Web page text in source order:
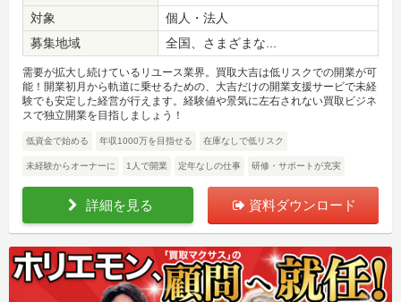
対象
個人・法人
募集地域
全国、さまざまな...
需要が拡大し続けているリユース業界。買取大吉は低リスクでの開業が可
能！開業初月から軌道に乗せるための、大吉だけの開業支援サービで未経
験でも安定した経営が行えます。経験値や景気に左右されない買取ビジネ
スで独立開業を目指しましょう！
低資金で始める 年収1000万を目指せる 在庫なしで低リスク
未経験からオーナーに 1人で開業 定年なしの仕事 研修・サポートが充実
詳細を見る 資料ダウンロード